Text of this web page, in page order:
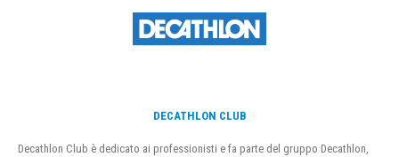
DECATHLON CLUB
Decathlon Club è dedicato ai professionisti e fa parte del gruppo Decathlon,